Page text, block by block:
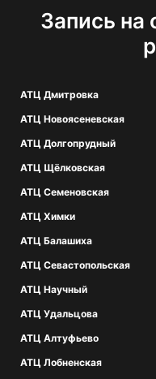
Запись на
АТЦ Дмитровка
АТЦ Новоясеневская
АТЦ Долгопрудный
АТЦ Щёлковская
АТЦ Семеновская
АТЦ Химки
АТЦ Балашиха
АТЦ Севастопольская
АТЦ Научный
АТЦ Удальцова
АТЦ Алтуфьево
АТЦ Лобненская